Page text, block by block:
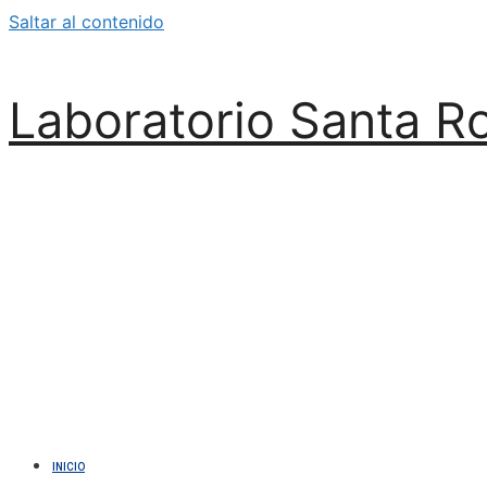
Saltar al contenido
Laboratorio Santa
INICIO